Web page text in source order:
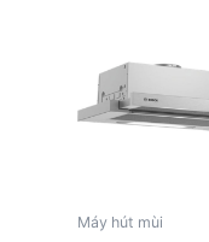
Máy hút mùi